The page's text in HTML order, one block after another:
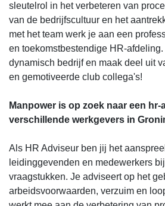
sleutelrol in het verbeteren van
van de bedrijfscultuur en het
met het team werk je aan een
en toekomstbestendige HR-
dynamisch bedrijf en maak deel uit
en gemotiveerde club collega's!
Manpower is op zoek naar een
verschillende werkgevers in
Als HR Adviseur ben jij het
leidinggevenden en medewerkers
vraagstukken. Je adviseert op het
arbeidsvoorwaarden, verzuim en